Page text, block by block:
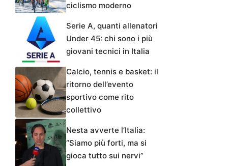
ciclismo moderno
Serie A, quanti allenatori
Under 45: chi sono i più
giovani tecnici in Italia
Calcio, tennis e basket: il
ritorno dell’evento
sportivo come rito
collettivo
Nesta avverte l’Italia:
“Siamo più forti, ma si
gioca tutto sui nervi”